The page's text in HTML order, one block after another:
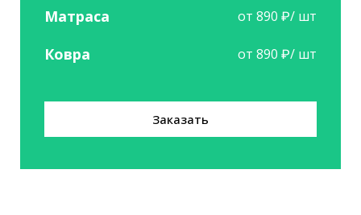
Матраса от 890 ₽/ шт
Ковра от 890 ₽/ шт
Заказать